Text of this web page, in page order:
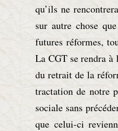
qu’ils ne
sur autre chose
futures réformes,
La CGT se rendra
du retrait de la
tractation de notre
sociale sans
que celui-ci